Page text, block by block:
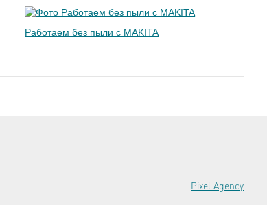
Работаем без пыли с MAKITA
Pixel Agency